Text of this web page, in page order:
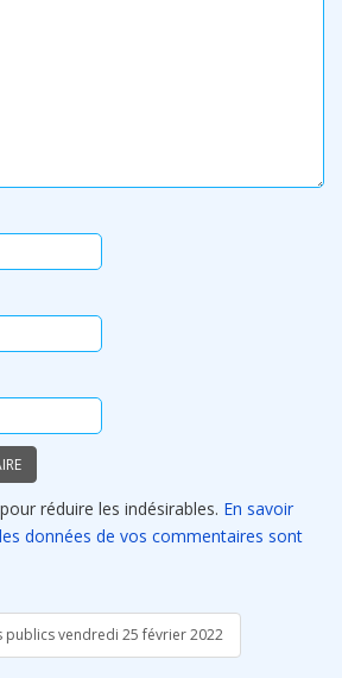
réduire les indésirables. En savoir
données de vos commentaires sont
publics vendredi 25 février 2022